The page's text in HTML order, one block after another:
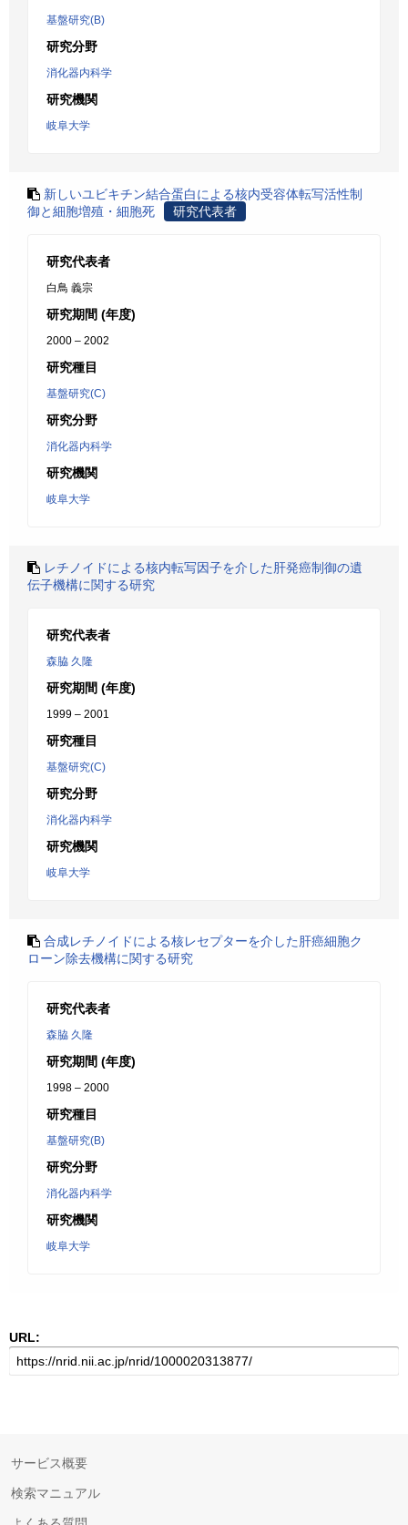
基盤研究(B)
研究分野
消化器内科学
研究機関
岐阜大学
新しいユビキチン結合蛋白による核内受容体転写活性制
御と細胞増殖・細胞死
研究代表者
研究代表者
白鳥 義宗
研究期間 (年度)
2000 – 2002
研究種目
基盤研究(C)
研究分野
消化器内科学
研究機関
岐阜大学
レチノイドによる核内転写因子を介した肝発癌制御の遺
伝子機構に関する研究
研究代表者
森脇 久隆
研究期間 (年度)
1999 – 2001
研究種目
基盤研究(C)
研究分野
消化器内科学
研究機関
岐阜大学
合成レチノイドによる核レセプターを介した肝癌細胞ク
ローン除去機構に関する研究
研究代表者
森脇 久隆
研究期間 (年度)
1998 – 2000
研究種目
基盤研究(B)
研究分野
消化器内科学
研究機関
岐阜大学
URL:
サービス概要
検索マニュアル